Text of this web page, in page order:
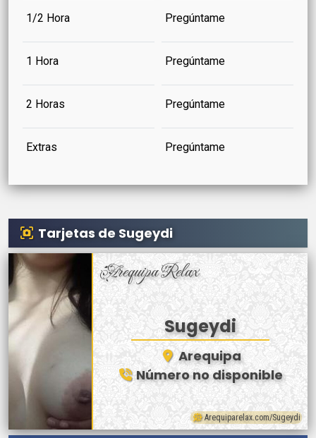
1/2 Hora Pregúntame
1 Hora Pregúntame
2 Horas Pregúntame
Extras Pregúntame
Tarjetas de Sugeydi
Arequipa Relax
Sugeydi
Arequipa
Número no disponible
Arequiparelax.com/Sugeydi